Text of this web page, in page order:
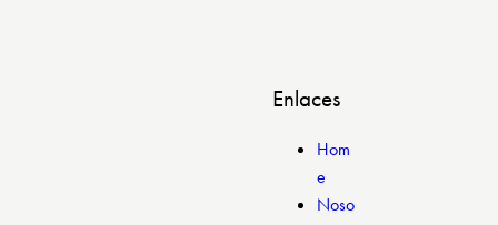
Enlaces
Hom
e
Noso